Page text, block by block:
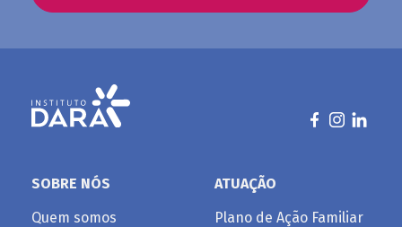
SOBRE NÓS
Quem somos
ATUAÇÃO
Plano de Ação Familiar